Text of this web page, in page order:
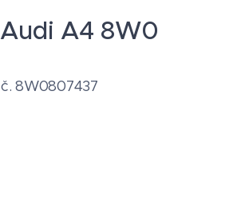
A4 8W0
8W0807437